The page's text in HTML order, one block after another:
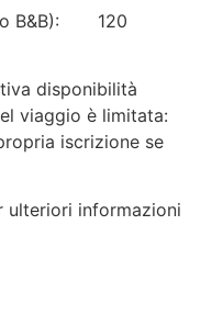
B&B): 120
disponibilità
viaggio è limitata:
iscrizione se
ulteriori informazioni